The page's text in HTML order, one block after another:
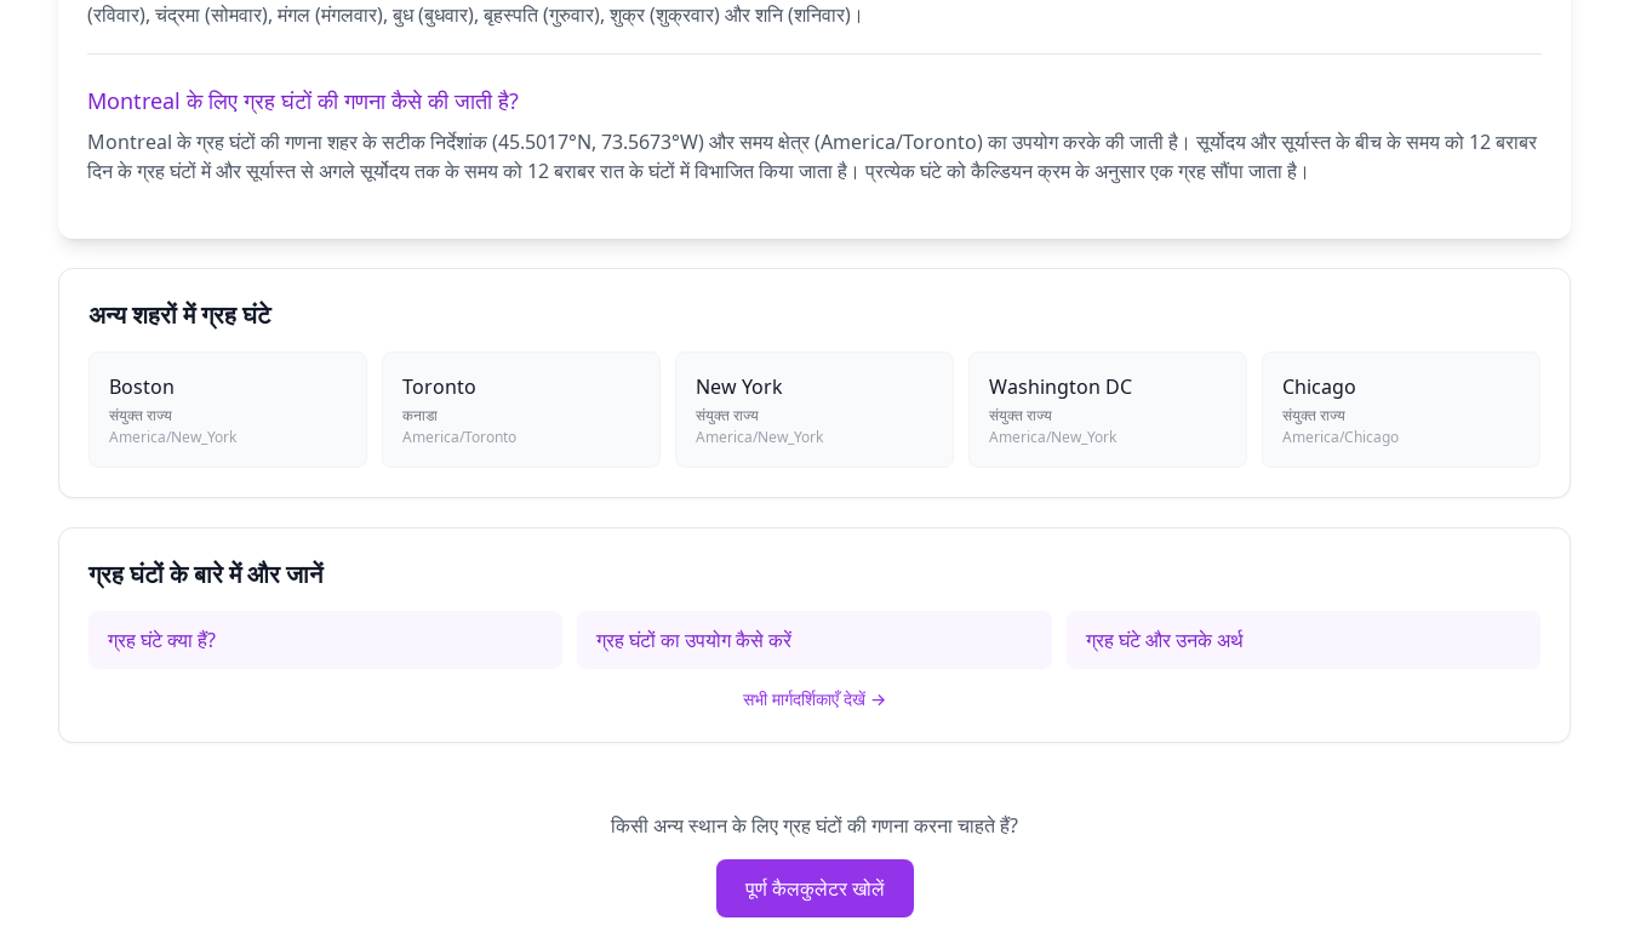
(रविवार), चंद्रमा (सोमवार), मंगल (मंगलवार), बुध (बुधवार), बृहस्पति (गुरुवार), शुक्र (शुक्रवार) और शनि (शनिवार)।
Montreal के लिए ग्रह घंटों की गणना कैसे की जाती है?
Montreal के ग्रह घंटों की गणना शहर के सटीक निर्देशांक (45.5017°N, 73.5673°W) और समय क्षेत्र (America/Toronto) का उपयोग करके की जाती है। सूर्योदय और सूर्यास्त के बीच के समय को 12 बराबर
दिन के ग्रह घंटों में और सूर्यास्त से अगले सूर्योदय तक के समय को 12 बराबर रात के घंटों में विभाजित किया जाता है। प्रत्येक घंटे को कैल्डियन क्रम के अनुसार एक ग्रह सौंपा जाता है।
अन्य शहरों में ग्रह घंटे
Boston
संयुक्त राज्य
America/New_York
Toronto
कनाडा
America/Toronto
New York
संयुक्त राज्य
America/New_York
Washington DC
संयुक्त राज्य
America/New_York
Chicago
संयुक्त राज्य
America/Chicago
ग्रह घंटों के बारे में और जानें
ग्रह घंटे क्या हैं? ग्रह घंटों का उपयोग कैसे करें ग्रह घंटे और उनके अर्थ
सभी मार्गदर्शिकाएँ देखें →
किसी अन्य स्थान के लिए ग्रह घंटों की गणना करना चाहते हैं?
पूर्ण कैलकुलेटर खोलें